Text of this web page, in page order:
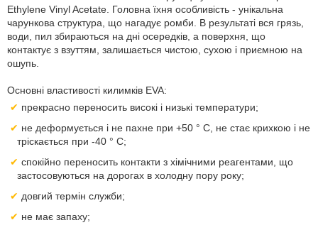
Ethylene Vinyl Acetate. Головна їхня особливість - унікальна
чарункова структура, що нагадує ромби. В результаті вся грязь,
води, пил збираються на дні осередків, а поверхня, що
контактує з взуттям, залишається чистою, сухою і приємною на
ошупь.
Основні властивості килимків EVA:
прекрасно переносить високі і низькі температури;
не деформується і не пахне при +50 ° С, не стає крихкою і не
тріскається при -40 ° С;
спокійно переносить контакти з хімічними реагентами, що
застосовуються на дорогах в холодну пору року;
довгий термін служби;
не має запаху;